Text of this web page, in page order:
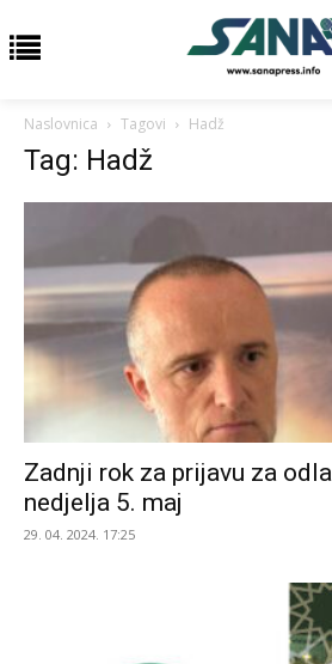
Naslovnica Tagovi Hadž
Tag: Hadž
Zadnji rok za prijavu za
nedjelja 5. maj
29. 04. 2024. 17:25